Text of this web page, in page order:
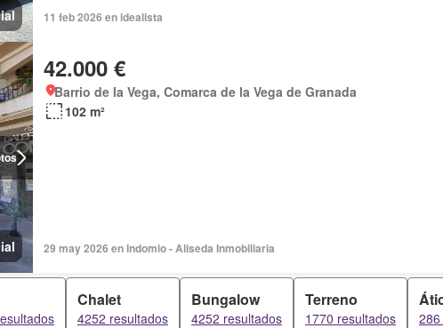
11 feb 2026 en idealista
42.000 €
Barrio de la Vega, Comarca de la Vega de Granada
102 m²
29 may 2026 en Indomio - Aliseda Inmobiliaria
Chalet
4252 resultados
Bungalow
4252 resultados
Terreno
1770 resultados